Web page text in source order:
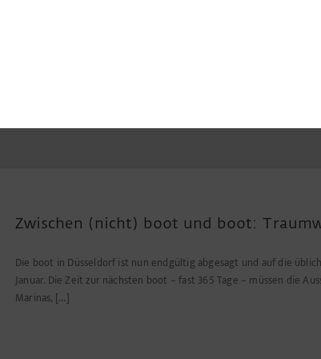
Zwischen (nicht) boot und boot:
Die boot in Düsseldorf ist nun endgültig abgesagt und auf die
Januar. Die Zeit zur nächsten boot – fast 365 Tage – müssen die
Marinas, [...]